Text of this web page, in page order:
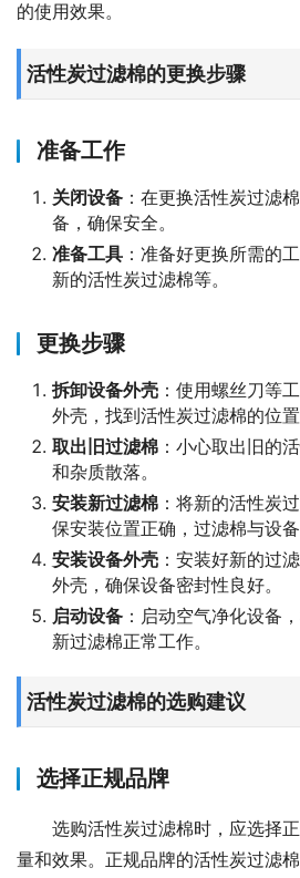
的使用效果。
活性炭过滤棉的更换步骤
准备工作
关闭设备 ：在更换活性炭过滤
备，确保安全。
准备工具 ：准备好更换所需的
新的活性炭过滤棉等。
更换步骤
拆卸设备外壳 ：使用螺丝刀等
外壳，找到活性炭过滤棉的位置
取出旧过滤棉 ：小心取出旧的
和杂质散落。
安装新过滤棉 ：将新的活性炭
保安装位置正确，过滤棉与设备
安装设备外壳 ：安装好新的过
外壳，确保设备密封性良好。
启动设备 ：启动空气净化设备
新过滤棉正常工作。
活性炭过滤棉的选购建议
选择正规品牌
选购活性炭过滤棉时，应选择
量和效果。正规品牌的活性炭过滤